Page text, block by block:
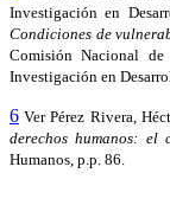
Investigación en
Condiciones de
Comisión Nacional
Investigación en
6 Ver Pérez Rivera,
derechos humanos: el
Humanos, p.p. 86.